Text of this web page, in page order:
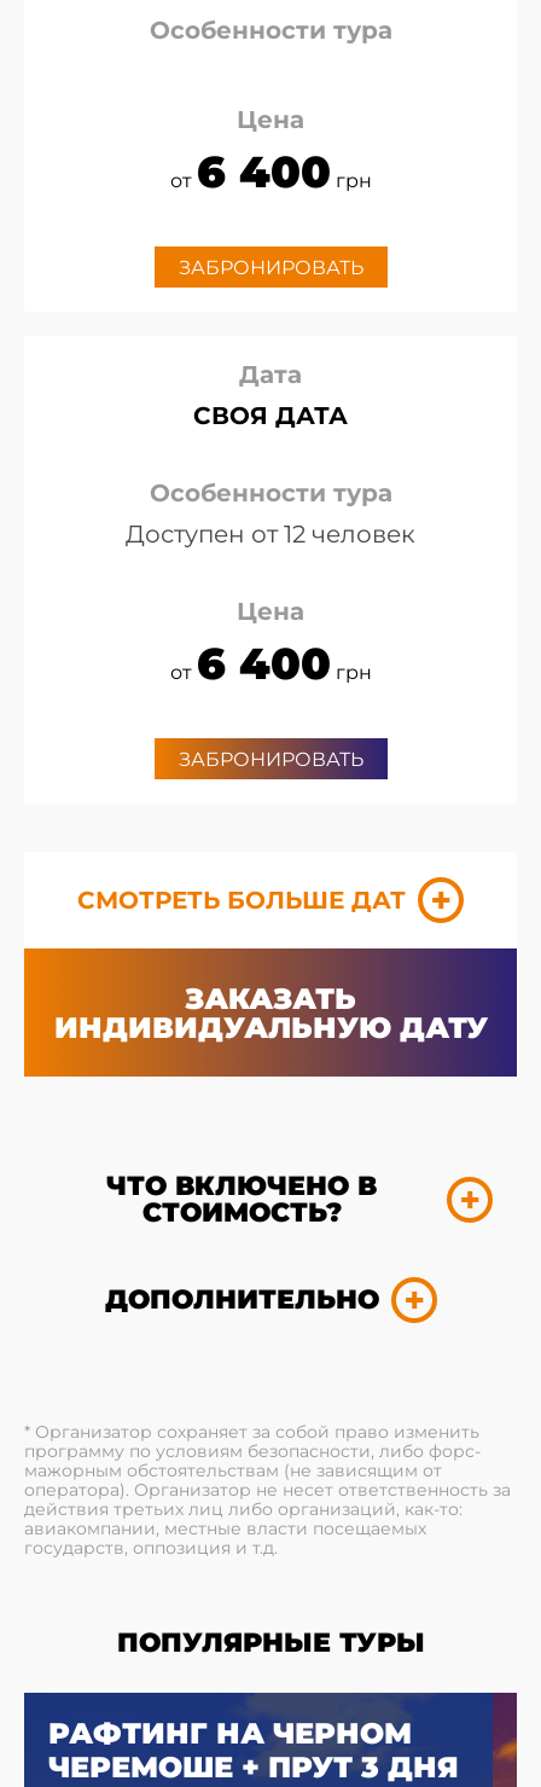
Особенности тура
Цена
от 6 400 грн
ЗАБРОНИРОВАТЬ
Дата
СВОЯ ДАТА
Особенности тура
Доступен от 12 человек
Цена
от 6 400 грн
ЗАБРОНИРОВАТЬ
СМОТРЕТЬ БОЛЬШЕ ДАТ
ЗАКАЗАТЬ
ИНДИВИДУАЛЬНУЮ ДАТУ
ЧТО ВКЛЮЧЕНО В
СТОИМОСТЬ?
ДОПОЛНИТЕЛЬНО
* Организатор сохраняет за собой право изменить
программу по условиям безопасности, либо форс-
мажорным обстоятельствам (не зависящим от
оператора). Организатор не несет ответственность за
действия третьих лиц либо организаций, как-то:
авиакомпании, местные власти посещаемых
государств, оппозиция и т.д.
ПОПУЛЯРНЫЕ ТУРЫ
РАФТИНГ НА ЧЕРНОМ
ЧЕРЕМОШЕ + ПРУТ 3 ДНЯ